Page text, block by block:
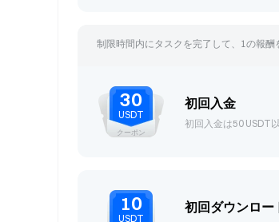
制限時間内にタスクを完了して、 1の報酬
30
USDT
クーポン
初回入金
初回入金は50 USDT
10
USDT
初回ダウンロー